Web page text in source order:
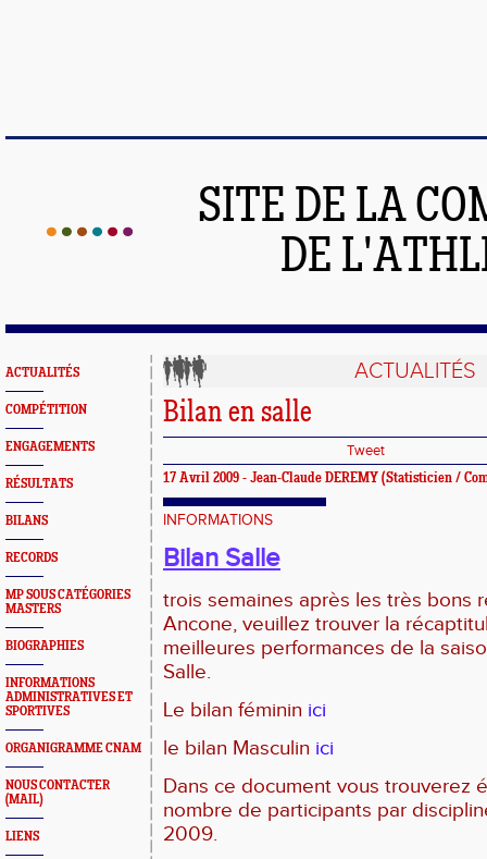
SITE DE LA
DE
ACTUALITÉS
COMPÉTITION
ENGAGEMENTS
RÉSULTATS
BILANS
RECORDS
MP SOUS CATÉGORIES
MASTERS
BIOGRAPHIES
INFORMATIONS
ADMINISTRATIVES ET
SPORTIVES
ORGANIGRAMME CNAM
NOUS CONTACTER
(MAIL)
LIENS
ACTUALITÉS
Bilan en salle
Tweet
17 Avril 2009 - Jean-Claude DEREMY (Statisticien /
INFORMATIONS
Bilan Salle
trois semaines après les très bons
Ancone, veuillez trouver la
meilleures performances de la
Salle.
Le bilan féminin ici
le bilan Masculin ici
Dans ce document vous trouverez
nombre de participants par
2009.